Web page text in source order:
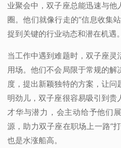
业聚会中，双子座总能迅速与
圈。他们就像行走的“信息收集
捉到关键的行业动态和潜在机遇。
当工作中遇到难题时，双子座灵
用场。他们不会局限于常规的解
度，提出新颖独特的方案，让
明劲儿，双子座很容易吸引到贵
才华与潜力，会主动给予他们
源，助力双子座在职场上一路“
也是水涨船高。